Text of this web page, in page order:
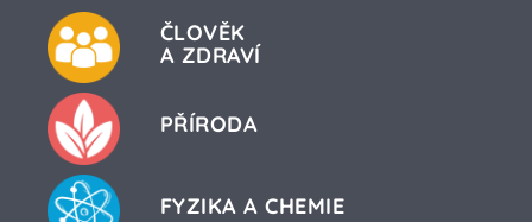
ČLOVĚK
A ZDRAVÍ
PŘÍRODA
FYZIKA A CHEMIE